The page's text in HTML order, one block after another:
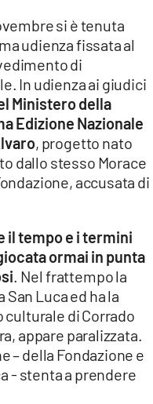
si è tenuta
udienza fissata al
di
In udienza ai giudici
Ministero della
Edizione Nazionale
, progetto nato
dallo stesso Morace
accusata di
il tempo e i termini
ormai in punta
. Nel frattempo la
Luca ed ha la
di Corrado
appare paralizzata.
– della Fondazione e
- stenta a prendere